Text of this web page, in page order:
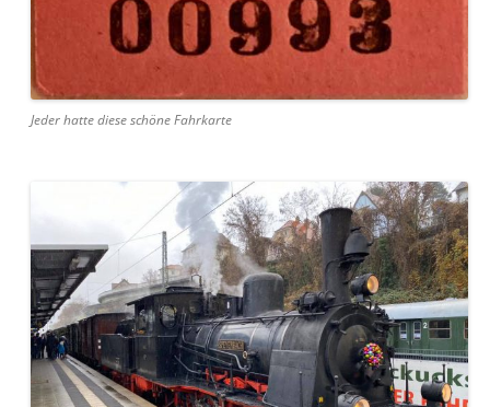
Jed­er hat­te diese schöne Fahrkarte